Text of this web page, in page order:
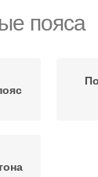
пояса